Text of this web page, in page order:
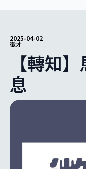
2025-04-02
徵才
【轉知
息